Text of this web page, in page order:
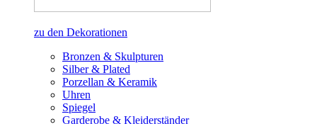
zu den Dekorationen
Bronzen & Skulpturen
Silber & Plated
Porzellan & Keramik
Uhren
Spiegel
Garderobe & Kleiderständer